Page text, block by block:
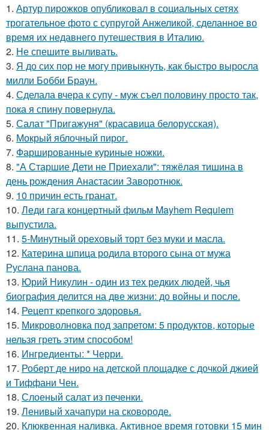
1. Артур пирожков опубликовал в социальных сетях
трогательное фото с супругой Анжеликой, сделанное во
время их недавнего путешествия в Италию.
2. Не спешите выливать.
3. Я до сих пор не могу привыкнуть, как быстро выросла
милли Бобби Браун.
4. Сделала вчера к супу - муж съел половину просто так,
пока я спину повернула.
5. Салат "Пригажуня" (красавица белорусская).
6. Мокрый яблочный пирог.
7. Фаршированные куриные ножки.
8. "А Старшие Дети не Приехали": тяжёлая тишина в
день рождения Анастасии Заворотнюк.
9. 10 причин есть гранат.
10. Леди гага концертный фильм Mayhem Requiem
выпустила.
11. 5-Минутный ореховый торт без муки и масла.
12. Катерина шпица родила второго сына от мужа
Руслана панова.
13. Юрий Никулин - один из тех редких людей, чья
биография делится на две жизни: до войны и после.
14. Рецепт крепкого здоровья.
15. Микроволновка под запретом: 5 продуктов, которые
нельзя греть этим способом!
16. Ингредиенты: * Черри.
17. Роберт де ниро на детской площадке с дочкой джией
и Тиффани Чен.
18. Слоеный салат из печенки.
19. Ленивый хачапури на сковороде.
20. Клюквенная наливка. Активное время готовки 15 мин